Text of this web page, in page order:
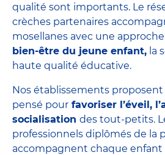
qualité sont importants. Le
crèches partenaires
mosellanes avec une
bien-être du jeune enfant, la
haute qualité éducative.
Nos établissements
pensé pour favoriser l’éveil,
socialisation des tout-petits.
professionnels diplômés de la
accompagnent chaque enfant